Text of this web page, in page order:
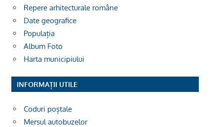
Repere arhitecturale române
Date geografice
Populația
Album Foto
Harta municipiului
INFORMAȚII UTILE
Coduri poștale
Mersul autobuzelor